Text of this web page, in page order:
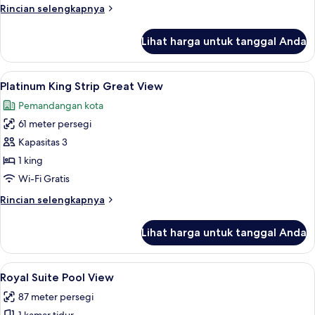
View
Rincian selengkapnya
Rincian
Platinum
King
Strip
View
Lihat harga untuk tanggal Anda
Lihat
semua
foto
untuk
Platinum
King
Strip
View
Seprai katun Mesir, seprai premium,
3
Platinum King Strip Great View
Pemandangan kota
61 meter persegi
Kapasitas 3
1 king
Wi-Fi Gratis
Rincian selengkapnya
Rincian
Platinum
King
Strip
Great
View
Lihat harga untuk tanggal Anda
Lihat
semua
foto
Seprai katun Mesir, seprai premium,
4
Royal Suite Pool View
87 meter persegi